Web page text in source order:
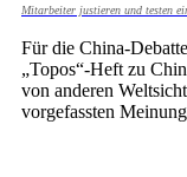
Mitarbeiter justieren und testen
Für die China-
„Topos“-Heft zu
von anderen
vorgefassten